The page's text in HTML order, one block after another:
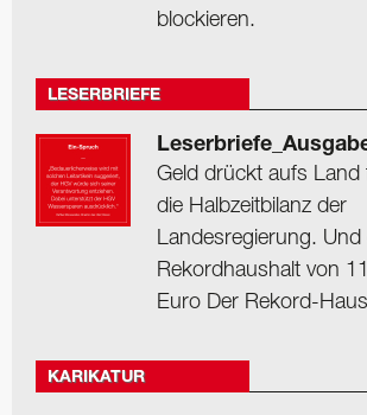
blockieren.
LESERBRIEFE
Geld drückt aufs
die Halbzeitbilanz der
Landesregierung. Und
Rekordhaushalt von
Euro Der Rekord-
KARIKATUR